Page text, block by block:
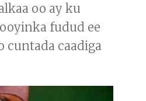
oo ay ku
fudud ee
cuntada caadiga